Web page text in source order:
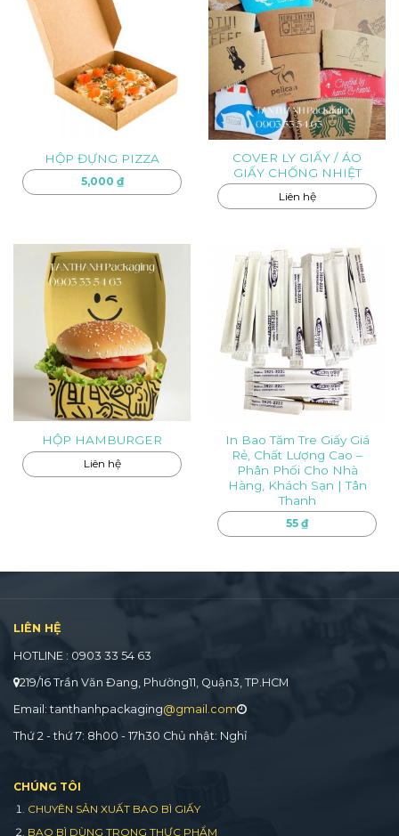
HỘP ĐỰNG PIZZA
5,000 ₫
COVER LY GIẤY / ÁO
GIẤY CHỐNG NHIỆT
Liên hệ
HỘP HAMBURGER
Liên hệ
In Bao Tăm Tre Giấy Giá
Rẻ, Chất Lượng Cao –
Phân Phối Cho Nhà
Hàng, Khách Sạn | Tân
Thanh
55 ₫
LIÊN HỆ
HOTLINE : 0903 33 54 63
219/16 Trần Văn Đang, Phường11, Quận3, TP.HCM
Email: tanthanhpackaging@gmail.com
Thứ 2 - thứ 7: 8h00 - 17h30 Chủ nhật: Nghỉ
CHÚNG TÔI
CHUYÊN SẢN XUẤT BAO BÌ GIẤY
BAO BÌ DÙNG TRONG THỰC PHẨM